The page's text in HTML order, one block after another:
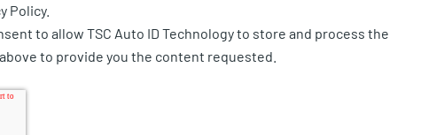
Policy.
to allow TSC Auto ID Technology to store and process the
to provide you the content requested.